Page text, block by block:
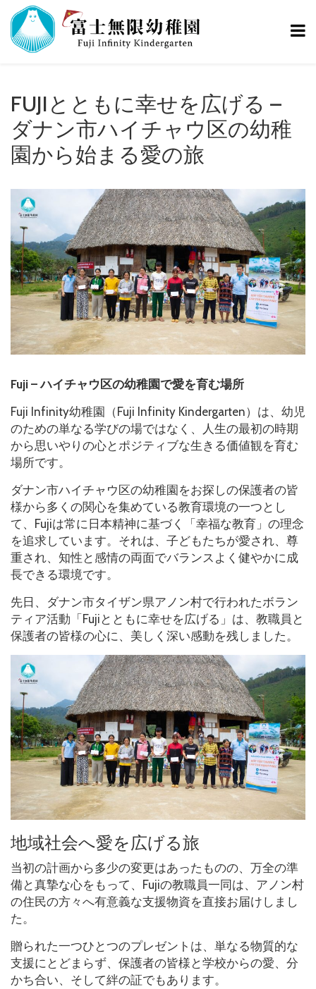
Skip
content
FUJIとともに幸せを広げる –
ダナン市ハイチャウ区の幼稚
園から始まる愛の旅
Fuji – ハイチャウ区の幼稚園で愛を育む場所
Fuji Infinity幼稚園（Fuji Infinity Kindergarten）は、幼児
のための単なる学びの場ではなく、人生の最初の時期
から思いやりの心とポジティブな生きる価値観を育む
場所です。
ダナン市ハイチャウ区の幼稚園をお探しの保護者の皆
様から多くの関心を集めている教育環境の一つとし
て、Fujiは常に日本精神に基づく「幸福な教育」の理念
を追求しています。それは、子どもたちが愛され、尊
重され、知性と感情の両面でバランスよく健やかに成
長できる環境です。
先日、ダナン市タイザン県アノン村で行われたボラン
ティア活動「Fujiとともに幸せを広げる」は、教職員と
保護者の皆様の心に、美しく深い感動を残しました。
地域社会へ愛を広げる旅
当初の計画から多少の変更はあったものの、万全の準
備と真摯な心をもって、Fujiの教職員一同は、アノン村
の住民の方々へ有意義な支援物資を直接お届けしまし
た。
贈られた一つひとつのプレゼントは、単なる物質的な
支援にとどまらず、保護者の皆様と学校からの愛、分
かち合い、そして絆の証でもあります。